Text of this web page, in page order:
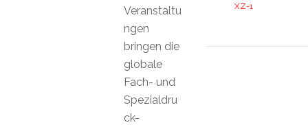
XZ-1
Veranstaltu
ngen
bringen die
globale
Fach- und
Spezialdru
ck-